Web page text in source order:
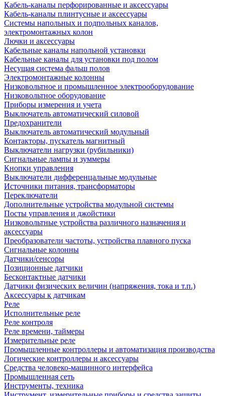
Кабель-каналы перфорированные и аксессуары
Кабель-каналы плинтусные и аксессуары
Системы напольных и подпольных каналов,
электромонтажных колон
Лючки и аксессуары
Кабельные каналы напольной установки
Кабельные каналы для установки под полом
Несущая система фальш полов
Электромонтажные колонны
Низковольтное и промышленное электрооборудование
Низковольтное оборудование
Приборы измерения и учета
Выключатель автоматический силовой
Предохранители
Выключатель автоматический модульный
Контакторы, пускатель магнитный
Выключатели нагрузки (рубильники)
Сигнальные лампы и зуммеры
Кнопки управления
Выключатели дифференцальные модульные
Источники питания, трансформаторы
Переключатели
Дополнительные устройства модульной системы
Посты управления и джойстики
Низковольтные устройства различного назначения и
аксессуары
Преобразователи частоты, устройства плавного пуска
Сигнальные колонны
Датчики/сенсоры
Позиционные датчики
Бесконтактные датчики
Датчики физических величин (напряжения, тока и т.п.)
Аксессуары к датчикам
Реле
Исполнительные реле
Реле контроля
Реле времени, таймеры
Измерительные реле
Промышленные контроллеры и автоматизация производства
Логические контроллеры и аксессуары
Средства человеко-машинного интерфейса
Промышленная сеть
Инструменты, техника